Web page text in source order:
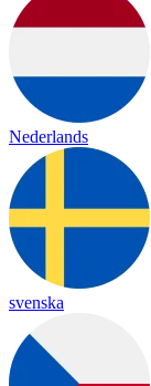
Nederlands
svenska